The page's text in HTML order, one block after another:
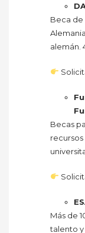
Beca de
alemán.
Becas
Más de
talento